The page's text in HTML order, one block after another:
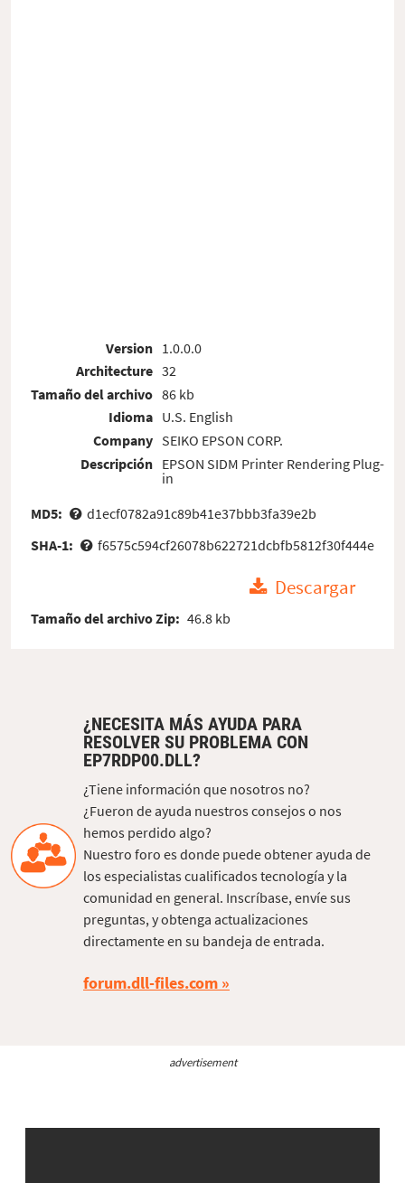
Version
Architecture
Tamaño del archivo
Idioma
Company
Descripción
1.0.0.0
32
86 kb
U.S. English
SEIKO EPSON CORP.
EPSON SIDM Printer Rendering Plug-
in
MD5:
d1ecf0782a91c89b41e37bbb3fa39e2b
SHA-1:
f6575c594cf26078b622721dcbfb5812f30f444e
Descargar
Tamaño del archivo Zip: 46.8 kb
¿NECESITA MÁS AYUDA PARA
RESOLVER SU PROBLEMA CON
EP7RDP00.DLL?
¿Tiene información que nosotros no?
¿Fueron de ayuda nuestros consejos o nos
hemos perdido algo?
Nuestro foro es donde puede obtener ayuda de
los especialistas cualificados tecnología y la
comunidad en general. Inscríbase, envíe sus
preguntas, y obtenga actualizaciones
directamente en su bandeja de entrada.
forum.dll-files.com
advertisement